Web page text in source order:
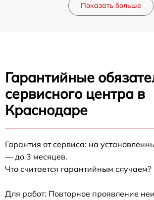
Показать больше
Гарантийные
сервисного центра в
Краснодаре
Гарантия от сервиса: на
— до 3 месяцев.
Что считается гарантийным случаем?
Для работ: Повторное проявление